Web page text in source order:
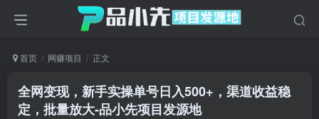
首页 网赚项目 正文
全网变现，新手实操单号日入500+，渠道收益稳
定，批量放大-品小先项目发源地